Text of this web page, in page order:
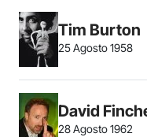
Tim Burton
25 Agosto 1958
David
28 Agosto 1962